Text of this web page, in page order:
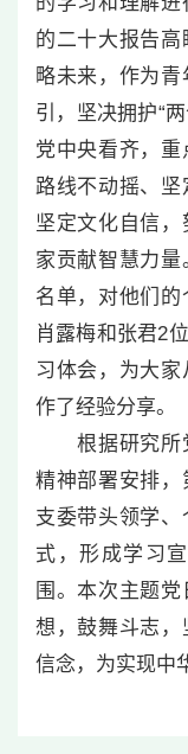
的二十大报告
略未来，作为
引，坚决拥护“
党中央看齐，
路线不动摇、坚
坚定文化自信
家贡献智慧力
名单，对他们
肖露梅和张君2
习体会，为大
作了经验分享。
根据研究所党
精神部署安排，
支委带头领学
式，形成学习
围。本次主题
想，鼓舞斗志
信念，为实现中